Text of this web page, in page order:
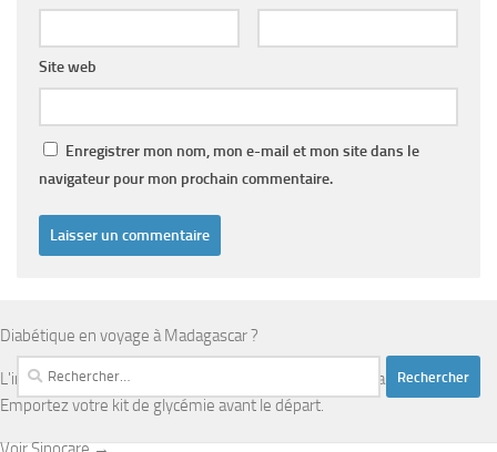
Site web
Enregistrer mon nom, mon e-mail et mon site dans le
navigateur pour mon prochain commentaire.
Diabétique en voyage à Madagascar ?
L'infrastructure médicale est limitée en dehors d'Antananarivo.
Emportez votre kit de glycémie avant le départ.
Rechercher :